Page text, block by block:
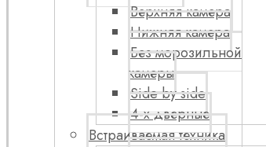
Верхняя камера
Нижняя камера
Без морозильной
камеры
Side by side
4-х дверные
Встраиваемая техника